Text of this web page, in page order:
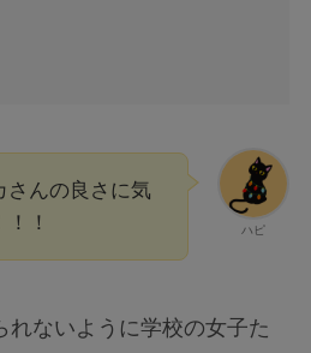
ハピ
さんの良さに気
！
れないように学校の女子た